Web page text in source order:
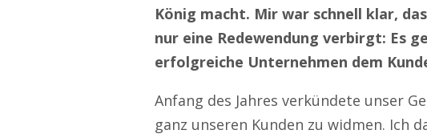
König macht. Mir war schnell klar,
nur eine Redewendung verbirgt: Es
erfolgreiche Unternehmen dem
Anfang des Jahres verkündete unser
ganz unseren Kunden zu widmen. Ich